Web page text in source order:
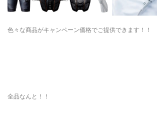
色々な商品がキャンペーン価格でご提供できます！！
全品なんと！！